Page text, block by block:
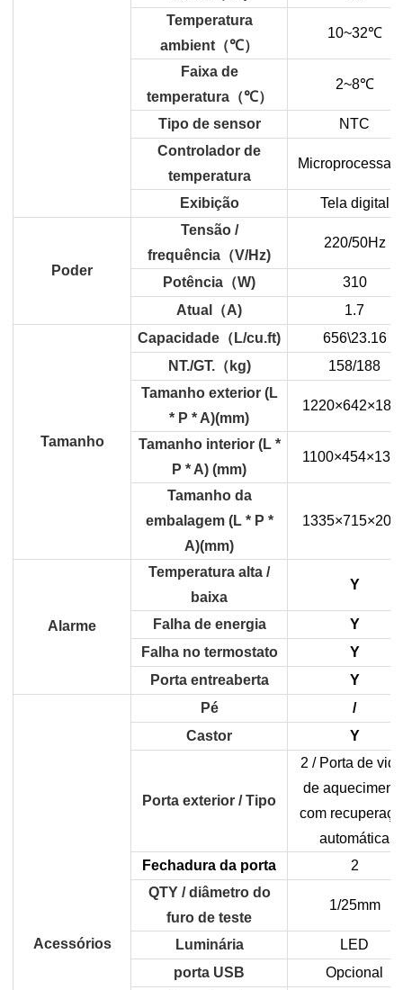
Temperatura
ambient （℃）
10~32℃
Faixa de
temperatura（℃）
2~8℃
Tipo de sensor
NTC
Controlador de
temperatura
Exibição Tela digital
Poder
Tensão /
frequência （V/Hz)
220/50Hz
Potência （W)
310
Atual
（A) 1.7
Tamanho
Capacidade （ L/cu.ft)
656\23.16
NT./GT.（ kg)
158/188
Tamanho exterior (L
* P * A)(mm)
Tamanho interior (L *
P * A) (mm)
Tamanho da
embalagem (L * P *
A)(mm)
Alarme
Temperatura alta /
baixa
Y
Falha de energia
Y
Falha no termostato
Y
Porta entreaberta
Y
Acessórios
Pé
/
Castor
Y
Porta exterior / Tipo
2 / Porta de
de
com
automática
Fechadura da porta
2
QTY / diâmetro do
furo de teste
1/25mm
Luminária
LED
porta USB
Opcional